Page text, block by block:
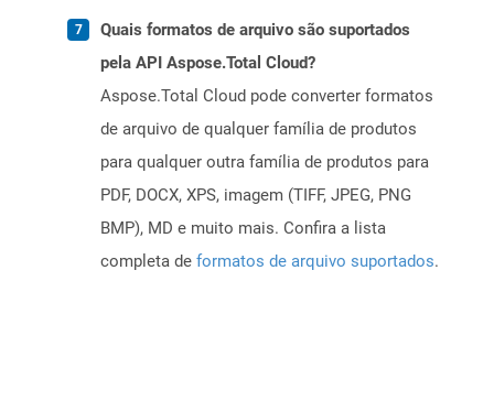
Quais formatos de arquivo são suportados
pela API Aspose.Total Cloud?
Aspose.Total Cloud pode converter formatos
de arquivo de qualquer família de produtos
para qualquer outra família de produtos para
PDF, DOCX, XPS, imagem (TIFF, JPEG, PNG
BMP), MD e muito mais. Confira a lista
completa de formatos de arquivo suportados.